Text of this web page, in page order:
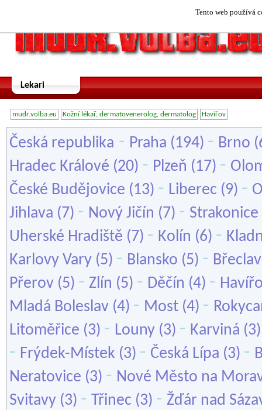
Tento web používá
Lekari
mudr.volba.eu Kožní lékař, dermatovenerolog, dermatolog Havířov
Česká republika - Praha (194) - Brno
Hradec Králové (20) - Plzeň (17) -
České Budějovice (13) - Liberec (9) -
Jihlava (7) - Nový Jičín (7) - Strakonice
Uherské Hradiště (7) - Kolín (6) -
Karlovy Vary (5) - Blansko (5) - Břeclav
Přerov (5) - Zlín (5) - Děčín (4) -
Mladá Boleslav (4) - Most (4) -
Litoměřice (3) - Louny (3) - Karviná
- Frýdek-Místek (3) - Česká Lípa (3) -
Neratovice (3) - Nové Město na
Svitavy (3) - Třinec (3) - Žďár nad